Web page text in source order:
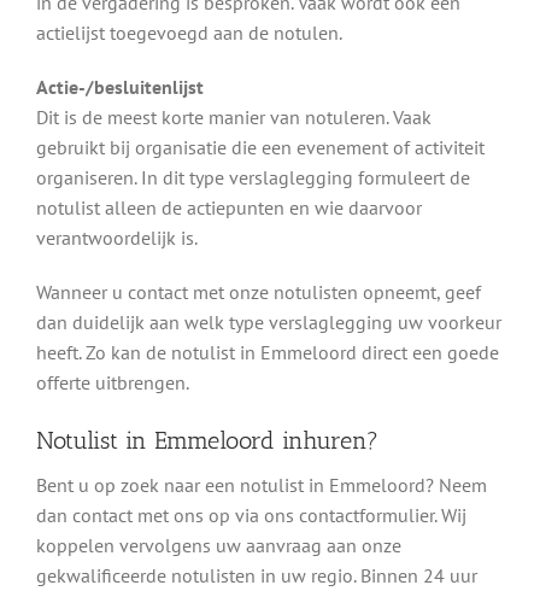
actielijst toegevoegd aan de notulen.
Actie-/besluitenlijst
Dit is de meest korte manier van notuleren. Vaak
gebruikt bij organisatie die een evenement of activiteit
organiseren. In dit type verslaglegging formuleert de
notulist alleen de actiepunten en wie daarvoor
verantwoordelijk is.
Wanneer u contact met onze notulisten opneemt, geef
dan duidelijk aan welk type verslaglegging uw voorkeur
heeft. Zo kan de notulist in Emmeloord direct een goede
offerte uitbrengen.
Notulist in Emmeloord inhuren?
Bent u op zoek naar een notulist in Emmeloord? Neem
dan contact met ons op via ons contactformulier. Wij
koppelen vervolgens uw aanvraag aan onze
gekwalificeerde notulisten in uw regio. Binnen 24 uur